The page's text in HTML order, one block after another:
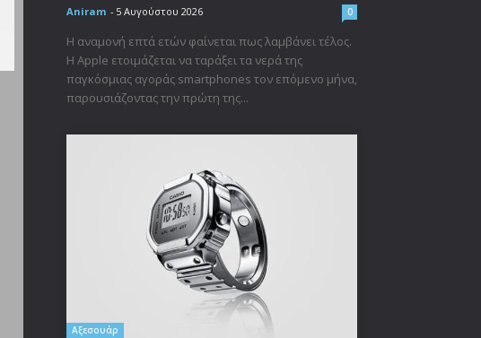
Aniram - 5 Αυγούστου 2026 0
Η αναμονή επτά ετών φαίνεται πως λαμβάνει τέλος.
Η Apple ετοιμάζεται να ταράξει τα νερά της
παγκόσμιας αγοράς smartphones τον επόμενο μήνα,
παρουσιάζοντας την πρώτη της...
Αξεσουάρ